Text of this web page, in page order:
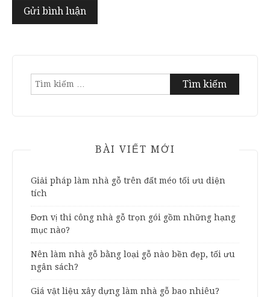
Tìm
BÀI VIẾT MỚI
Giải pháp làm nhà gỗ trên đất méo tối ưu diện
tích
Đơn vị thi công nhà gỗ trọn gói gồm những hạng
mục nào?
Nên làm nhà gỗ bằng loại gỗ nào bền đẹp, tối ưu
ngân sách?
Giá vật liệu xây dựng làm nhà gỗ bao nhiêu?